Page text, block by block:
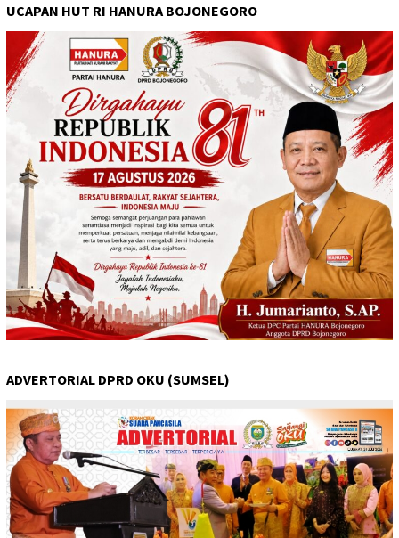
UCAPAN HUT RI HANURA BOJONEGORO
ADVERTORIAL DPRD OKU (SUMSEL)